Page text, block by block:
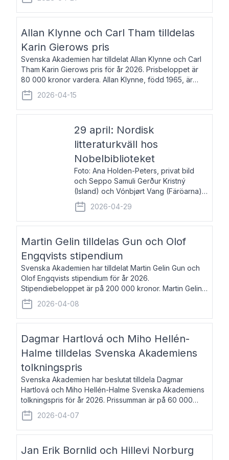
återkommande för Svenska Dagbladet, Ups
Allan Klynne och Carl Tham tilldelas
Karin Gierows pris
Svenska Akademien har tilldelat Allan Klynne och Carl
Tham Karin Gierows pris för år 2026. Prisbeloppet är
80 000 kronor vardera. Allan Klynne, född 1965, är
arkeolog, författare, översättare och fil.dr i antikens
kultur och samhällsliv. Ut
2026-04-15
29 april: Nordisk
litteraturkväll hos
Nobelbiblioteket
Foto: Ana Holden-Peters, privat bild
och Seppo Samuli Gerður Kristný
(Island) och Vónbjørt Vang (Färöarna)
läser ur sina verk och samtalar med
John Swedenmark. De läser upp på
färöiska, isländska och svenska och
2026-04-29
Martin Gelin tilldelas Gun och Olof
Engqvists stipendium
Svenska Akademien har tilldelat Martin Gelin Gun och
Olof Engqvists stipendium för år 2026.
Stipendiebeloppet är på 200 000 kronor. Martin Gelin,
född 1978, är journalist och författare. Han lever
numera i Paris men var under många år bosat
2026-04-08
Dagmar Hartlová och Miho Hellén-
Halme tilldelas Svenska Akademiens
tolkningspris
Svenska Akademien har beslutat tilldela Dagmar
Hartlová och Miho Hellén-Halme Svenska Akademiens
tolkningspris för år 2026. Prissumman är på 60 000
kronor var. Dagmar Hartlová, född 1951, översätter
huvudsakligen från svenska till tjeckiska
2026-04-07
Jan Erik Bornlid och Hillevi Norburg